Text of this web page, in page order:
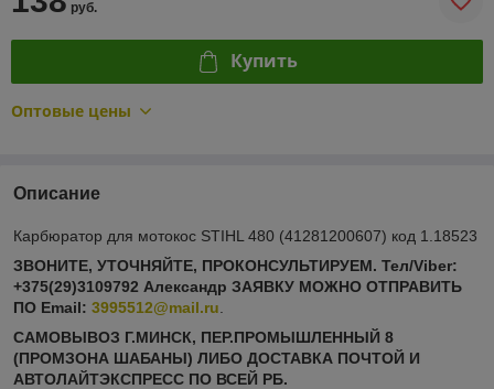
руб.
Купить
Оптовые цены
Описание
Карбюратор для мотокос STIHL 480 (41281200607) код 1.18523
ЗВОНИТЕ, УТОЧНЯЙТЕ, ПРОКОНСУЛЬТИРУЕМ. Тел/Viber:
+375(29)3109792 Александр ЗАЯВКУ МОЖНО ОТПРАВИТЬ
ПО Email: 3995512@mail.ru
САМОВЫВОЗ Г.МИНСК, ПЕР.ПРОМЫШЛЕННЫЙ 8
(ПРОМЗОНА ШАБАНЫ) ЛИБО ДОСТАВКА ПОЧТОЙ И
АВТОЛАЙТЭКСПРЕСС ПО ВСЕЙ РБ.